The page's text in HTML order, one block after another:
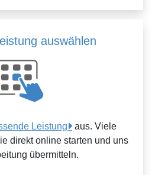
auswählen
Leistung
aus. Viele
direkt online starten und uns
übermitteln.